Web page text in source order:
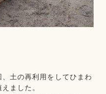
土の再利用をしてひまわ
ました。